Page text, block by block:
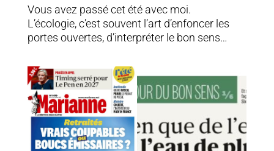
Vous avez passé cet été avec moi.
L’écologie, c’est souvent l’art d’enfoncer les
portes ouvertes, d’interpréter le bon sens…